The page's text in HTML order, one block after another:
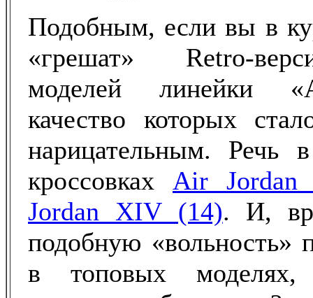
Подобным, если вы в
«грешат» Retro-
моделей линейки
качество которых
нарицательным. Речь
кроссовках Air
Jordan XIV (14). И,
подобную «вольность»
в топовых